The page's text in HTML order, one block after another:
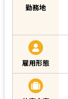
勤務地
雇用形態